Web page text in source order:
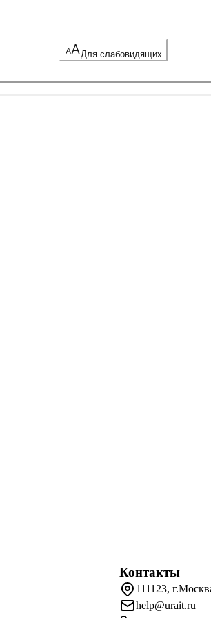
Для слабовидящих
Контакты
111123,
help@urait.ru